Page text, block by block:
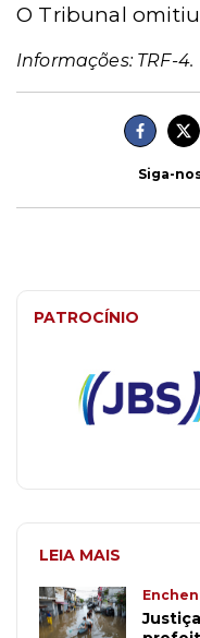
O Tribunal
Informações: TRF-4.
Siga-
PATROCÍNIO
LEIA MAIS